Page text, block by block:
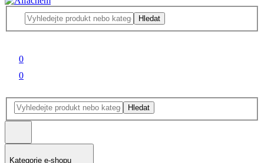
Hledat
0
0
Hledat
Kategorie e-shopu